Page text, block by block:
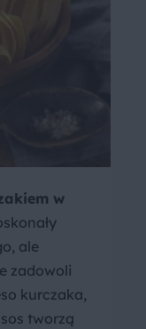
w
ale
zadowoli
kurczaka,
tworzą